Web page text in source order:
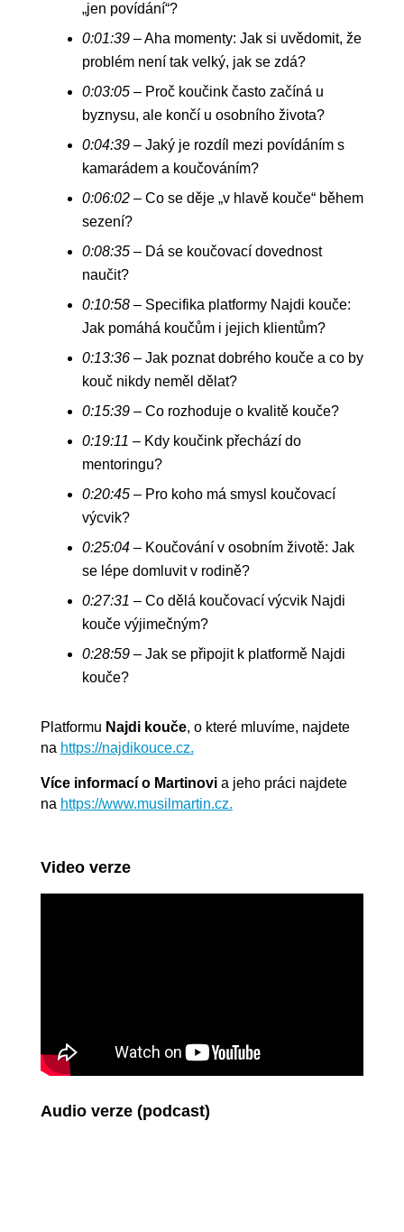
„jen povídání“?
0:01:39– Aha momenty: Jak si uvědomit, že
problém není tak velký, jak se zdá?
0:03:05– Proč koučink často začíná u
byznysu, ale končí u osobního života?
0:04:39– Jaký je rozdíl mezi povídáním s
kamarádem a koučováním?
0:06:02– Co se děje „v hlavě kouče“ během
sezení?
0:08:35– Dá se koučovací dovednost
naučit?
0:10:58– Specifika platformy Najdi kouče:
Jak pomáhá koučům i jejich klientům?
0:13:36– Jak poznat dobrého kouče a co by
kouč nikdy neměl dělat?
0:15:39– Co rozhoduje o kvalitě kouče?
0:19:11 – Kdy koučink přechází do
mentoringu?
0:20:45– Pro koho má smysl koučovací
výcvik?
0:25:04– Koučování v osobním životě: Jak
se lépe domluvit v rodině?
0:27:31 – Co dělá koučovací výcvik Najdi
kouče výjimečným?
0:28:59– Jak se připojit k platformě Najdi
kouče?
Platformu Najdi kouče, o které mluvíme, najdete
na https://najdikouce.cz.
Více informací o Martinovia jeho práci najdete
na https://www.musilmartin.cz.
Video verze
Audio verze (podcast)